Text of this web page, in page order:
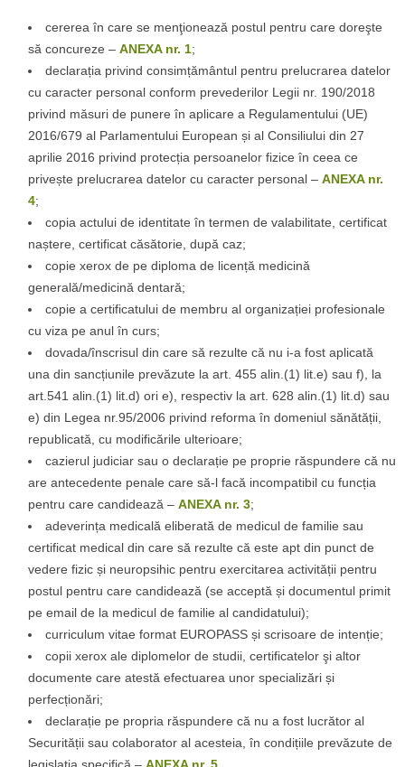
cererea în care se menţionează postul pentru care doreşte
să concureze – ANEXA nr. 1;
declarația privind consimțământul pentru prelucrarea datelor
cu caracter personal conform prevederilor Legii nr. 190/2018
privind măsuri de punere în aplicare a Regulamentului (UE)
2016/679 al Parlamentului European și al Consiliului din 27
aprilie 2016 privind protecția persoanelor fizice în ceea ce
privește prelucrarea datelor cu caracter personal – ANEXA nr.
4;
copia actului de identitate în termen de valabilitate, certificat
naștere, certificat căsătorie, după caz;
copie xerox de pe diploma de licență medicină
generală/medicină dentară;
copie a certificatului de membru al organizației profesionale
cu viza pe anul în curs;
dovada/înscrisul din care să rezulte că nu i-a fost aplicată
una din sancțiunile prevăzute la art. 455 alin.(1) lit.e) sau f), la
art.541 alin.(1) lit.d) ori e), respectiv la art. 628 alin.(1) lit.d) sau
e) din Legea nr.95/2006 privind reforma în domeniul sănătății,
republicată, cu modificările ulterioare;
cazierul judiciar sau o declarație pe proprie răspundere că nu
are antecedente penale care să-l facă incompatibil cu funcția
pentru care candidează – ANEXA nr. 3;
adeverința medicală eliberată de medicul de familie sau
certificat medical din care să rezulte că este apt din punct de
vedere fizic și neuropsihic pentru exercitarea activității pentru
postul pentru care candidează (se acceptă și documentul primit
pe email de la medicul de familie al candidatului);
curriculum vitae format EUROPASS și scrisoare de intenție;
copii xerox ale diplomelor de studii, certificatelor şi altor
documente care atestă efectuarea unor specializări și
perfecționări;
declarație pe propria răspundere că nu a fost lucrător al
Securității sau colaborator al acesteia, în condițiile prevăzute de